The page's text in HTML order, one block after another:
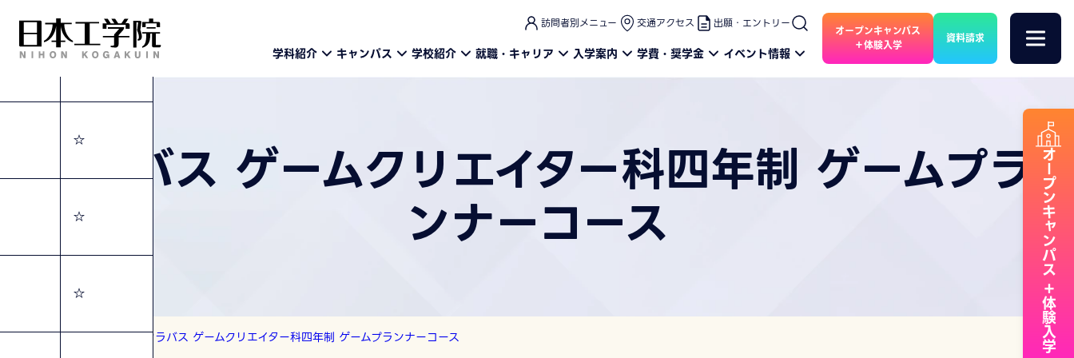
このページの本文へ
訪問者別メニュー 交通アクセス 出願・エントリー
学科紹介 キャンパス 学校紹介 就職・キャリア 入学案内 学費・奨学金 イベント情報
オープンキャンパス
＋体験入学
資料請求
シラバス ゲームクリエイター科四年制 ゲームプラ
ンナーコース
トップ シラバス シラバス ゲームクリエイター科四年制 ゲームプランナーコース
☆
☆
☆
☆
オープンキャンパス
＋体験入学